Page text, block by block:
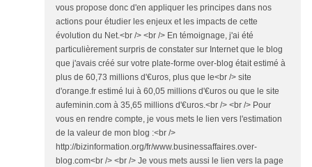
vous propose donc d'en appliquer les principes dans nos
actions pour étudier les enjeux et les impacts de cette
évolution du Net.<br /> <br /> En témoignage, j'ai été
particulièrement surpris de constater sur Internet que le blog
que j'avais créé sur votre plate-forme over-blog était estimé à
plus de 60,73 millions d'€uros, plus que le<br /> site
d'orange.fr estimé lui à 60,05 millions d'€uros ou que le site
aufeminin.com à 35,65 millions d'€uros.<br /> <br /> Pour
vous en rendre compte, je vous mets le lien vers l'estimation
de la valeur de mon blog :<br />
http://bizinformation.org/fr/www.businessaffaires.over-
blog.com<br /> <br /> Je vous mets aussi le lien vers la page